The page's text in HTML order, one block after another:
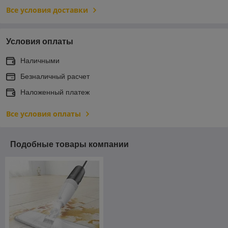
Все условия доставки
Условия оплаты
Наличными
Безналичный расчет
Наложенный платеж
Все условия оплаты
Подобные товары компании